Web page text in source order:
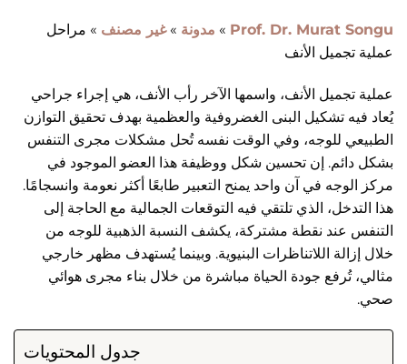
Prof. Dr. Murat Songu
» مدونة »غير مصنف » مراحل
عملية تجميل الأنف
عملية تجميل الأنف، واسمها الآخر رأب الأنف، هي إجراء جراحي
يُعاد فيه تشكيل البنى الغضروفية والعظمية بهدف تحقيق التوازن
الطبيعي للوجه، وفي الوقت نفسه تُحل مشكلات مجرى التنفس
بشكل دائم. إن تحسين شكل ووظيفة هذا العضو الموجود في
مركز الوجه في آن واحد يمنح التعبير طابعًا أكثر نعومة وانسجامًا.
هذا التدخل، الذي تلتقي فيه التوقعات الجمالية مع الحاجة إلى
التنفس عند نقطة مشتركة، يكشف النسبة الذهبية للوجه من
خلال إزالة اللاتناظرات البنيوية. وبينما يُستهدف مظهر خارجي
مثالي، تُرفع جودة الحياة مباشرة من خلال بناء مجرى هوائي
صحي.
جدول المحتويات